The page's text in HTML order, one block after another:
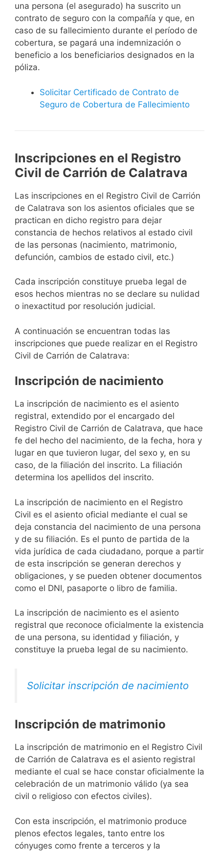
una persona (el asegurado) ha suscrito un
contrato de seguro con la compañía y que, en
caso de su fallecimiento durante el período de
cobertura, se pagará una indemnización o
beneficio a los beneficiarios designados en la
póliza.
Solicitar Certificado de Contrato de
Seguro de Cobertura de Fallecimiento
Inscripciones en el Registro
Civil de Carrión de Calatrava
Las inscripciones en el Registro Civil de Carrión
de Calatrava son los asientos oficiales que se
practican en dicho registro para dejar
constancia de hechos relativos al estado civil
de las personas (nacimiento, matrimonio,
defunción, cambios de estado civil, etc.)
Cada inscripción constituye prueba legal de
esos hechos mientras no se declare su nulidad
o inexactitud por resolución judicial.
A continuación se encuentran todas las
inscripciones que puede realizar en el Registro
Civil de Carrión de Calatrava:
Inscripción de nacimiento
La inscripción de nacimiento es el asiento
registral, extendido por el encargado del
Registro Civil de Carrión de Calatrava, que hace
fe del hecho del nacimiento, de la fecha, hora y
lugar en que tuvieron lugar, del sexo y, en su
caso, de la filiación del inscrito. La filiación
determina los apellidos del inscrito.
La inscripción de nacimiento en el Registro
Civil es el asiento oficial mediante el cual se
deja constancia del nacimiento de una persona
y de su filiación. Es el punto de partida de la
vida jurídica de cada ciudadano, porque a partir
de esta inscripción se generan derechos y
obligaciones, y se pueden obtener documentos
como el DNI, pasaporte o libro de familia.
La inscripción de nacimiento es el asiento
registral que reconoce oficialmente la existencia
de una persona, su identidad y filiación, y
constituye la prueba legal de su nacimiento.
Solicitar inscripción de nacimiento
Inscripción de matrimonio
La inscripción de matrimonio en el Registro Civil
de Carrión de Calatrava es el asiento registral
mediante el cual se hace constar oficialmente la
celebración de un matrimonio válido (ya sea
civil o religioso con efectos civiles).
Con esta inscripción, el matrimonio produce
plenos efectos legales, tanto entre los
cónyuges como frente a terceros y la